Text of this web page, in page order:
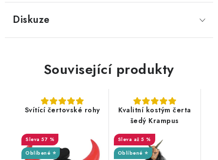
Diskuze
Související produkty
Svítící čertovské rohy
57 %
Oblíbené ⭐
Kvalitní kostým čerta
šedý Krampus
až 5 %
Oblíbené ⭐